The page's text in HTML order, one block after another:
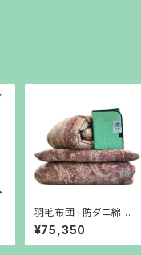
羽毛布団+防ダニ綿敷
布団+除湿シートの3点
セット 新生活 就
職 進学
¥75,350